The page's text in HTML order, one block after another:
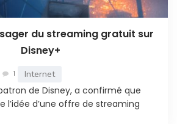
du streaming gratuit sur
Disney+
1 Internet
de Disney, a confirmé que
l’idée d’une offre de streaming